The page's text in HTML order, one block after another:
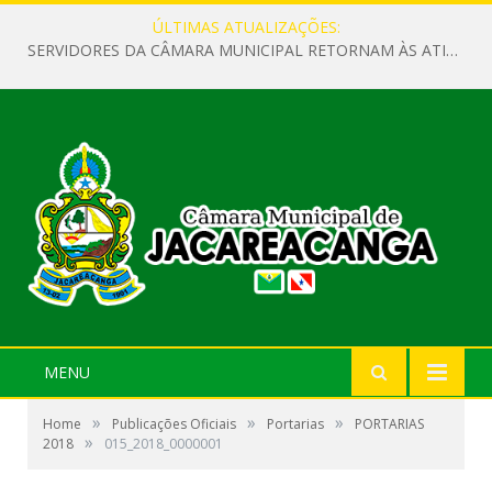
ÚLTIMAS ATUALIZAÇÕES:
SERVIDORES DA CÂMARA MUNICIPAL RETORNAM ÀS ATIVIDADES APÓS O RECESSO PARLAMENTAR
MENU
Home » Publicações Oficiais » Portarias »
PORTARIAS
2018 » 015_2018_0000001